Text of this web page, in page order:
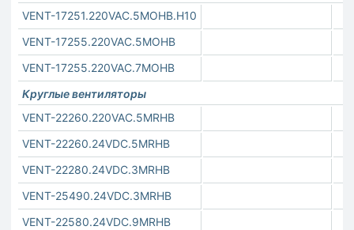
VENT-17251.220VAC.5MOHB.H10
VENT-17255.220VAC.5MOHB
VENT-17255.220VAC.7MOHB
Круглые вентиляторы
VENT-22260.220VAC.5MRHB
VENT-22260.24VDC.5MRHB
VENT-22280.24VDC.3MRHB
VENT-25490.24VDC.3MRHB
VENT-22580.24VDC.9MRHB